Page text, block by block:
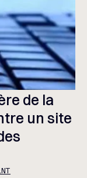
de la
un site